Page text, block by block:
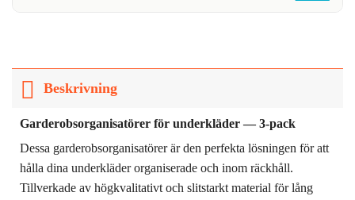
Beskrivning
Garderobsorganisatörer för underkläder — 3-pack
Dessa garderobsorganisatörer är den perfekta lösningen för att
hålla dina underkläder organiserade och inom räckhåll.
Tillverkade av högkvalitativt och slitstarkt material för lång